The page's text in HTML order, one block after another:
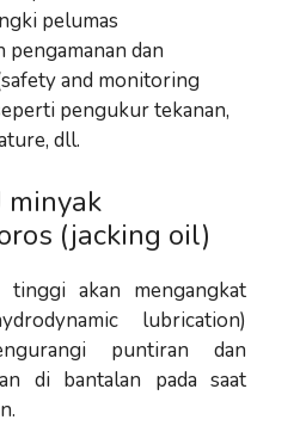
pelumas
pengamanan dan
and monitoring
pengukur tekanan,
dll.
minyak
(jacking oil)
tinggi akan mengangkat
lubrication)
puntiran dan
di bantalan pada saat